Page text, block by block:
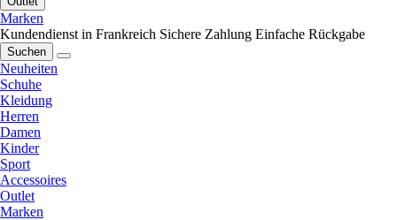
Marken
Kundendienst in Frankreich Sichere Zahlung Einfache Rückgabe
Suchen
Neuheiten
Schuhe
Kleidung
Herren
Damen
Kinder
Sport
Accessoires
Outlet
Marken